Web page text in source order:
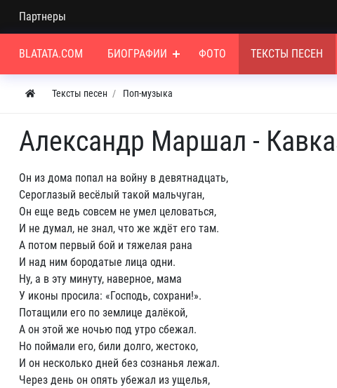
Партнеры
BLATATA.COM БИОГРАФИИ ФОТО ТЕКСТЫ ПЕСЕН
Тексты песен Поп-музыка
Александр Маршал -
Он из дома попал на войну в девятнадцать,
Сероглазый весёлый такой мальчуган,
Он еще ведь совсем не умел целоваться,
И не думал, не знал, что же ждёт его там.
А потом первый бой и тяжелая рана
И над ним бородатые лица одни.
Ну, а в эту минуту, наверное, мама
У иконы просила: «Господь, сохрани!».
Потащили его по землице далёкой,
А он этой же ночью под утро сбежал.
Но поймали его, били долго, жестоко,
И он несколько дней без сознанья лежал.
Через день он опять убежал из ущелья,